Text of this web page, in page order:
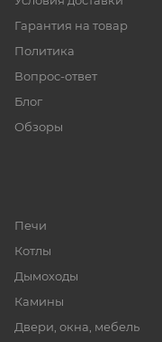
Гарантия на товар
Политика
Вопрос-ответ
Блог
Обзоры
Печи
Котлы
Дымоходы
Камины
Двери, окна, мебель